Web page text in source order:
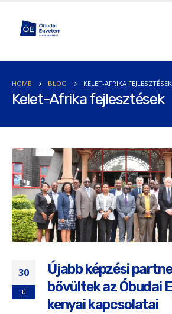
HOME BLOG KELET-AFRIKA FEJLESZTÉSEK
Kelet-Afrika fejlesztések
30
júl
Újabb képzési
bővültek az Óbudai
kenyai kapcsolatai